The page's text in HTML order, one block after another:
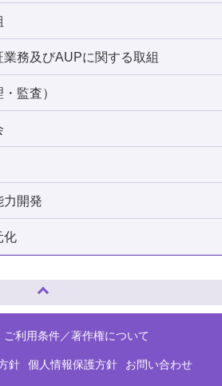
務及びAUPに関する取組
監査）
力開発
化
ご利用条件／著作権について
針 個人情報保護方針 お問い合わせ